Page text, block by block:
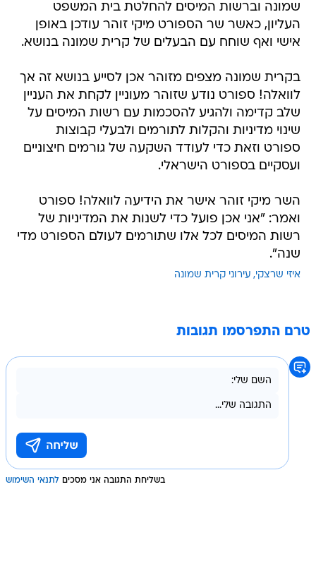
שמונה וברשות המיסים להחלטת בית המשפט
העליון, כאשר שר הספורט מיקי זוהר עודכן באופן
אישי ואף שוחח עם הבעלים של קרית שמונה בנושא.
בקרית שמונה מצפים מזוהר אכן לסייע בנושא זה אך
לוואלה! ספורט נודע שזוהר מעוניין לקחת את העניין
שלב קדימה ולהגיע להסכמות עם רשות המיסים על
שינוי מדיניות והקלות לתורמים ולבעלי קבוצות
ספורט וזאת כדי לעודד השקעה של גורמים חיצוניים
ועסקיים בספורט הישראלי.
השר מיקי זוהר אישר את הידיעה לוואלה! ספורט
ואמר: "אני אכן פועל כדי לשנות את המדיניות של
רשות המיסים לכל אלו שתורמים לעולם הספורט מדי
שנה".
איזי שרצקי עירוני קרית שמונה
טרם התפרסמו תגובות
בשליחת התגובה אני מסכים לתנאי השימוש